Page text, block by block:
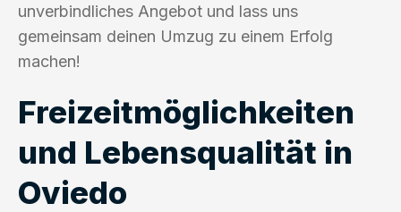
unverbindliches Angebot und lass uns
gemeinsam deinen Umzug zu einem Erfolg
machen!
Freizeitmöglichkeiten
und Lebensqualität in
Oviedo